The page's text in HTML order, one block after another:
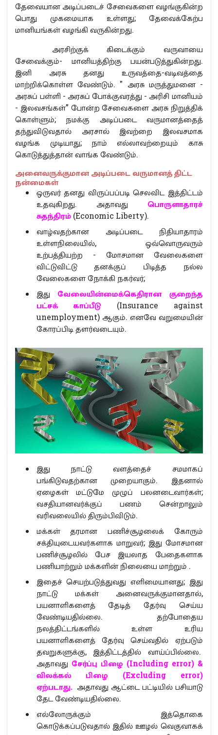
தேவையான அடிப்படைச் சேவைகளை வழங்குகின்ற
பொது முகமையாக உள்ளது; தேவைக்கேற்ப
மானியங்கள் வழங்கி வருகின்றது.
அரசிற்குக் கிடைக்கும் வருவாயை
சேவைக்கும்- மானியத்திற்கு பயன்படுத்துகின்றது.
இனி அரசு தனது உருவத்தை-வடிவத்தை
மாற்றிக்கொள்ள வேண்டும். " அரசு மருத்துமனை -
அரசுப் பள்ளி - அரசுப் போக்குவரத்து - அரிசி மானியம்
- இலவசங்கள்” போன்ற சேவைகளை அரசு நிறுத்திக்
கொள்ளும்; நமக்கு அடிப்படை வருமானத்தைத்
தந்துவிடுவதால் அரசால் இவற்றை இலவசமாக
வழங்க முடியாது; நாம் எல்லாவற்றையும் காசு
கொடுத்துத்தான் வாங்க வேண்டும்.
அனைவருக்குமான அடிப்படை வருமானத் திட்ட
நன்மைகள்
ஒருவர் தனது விருப்பப்படி செலவிட இத்திட்டம்
உதவுகிறது. அதாவது பொருளாதாரச்
சுதந்திரம்(Economic Liberty).
வாழ்வதற்கான அடிப்படை நிதியாதாரம்
உள்ளநிலையில், ஒவ்வொருவரும்
உற்பத்தியற்ற - மோசமான வேலைகளை
விட்டுவிட்டு தனக்குப் பிடித்த நல்ல
வேலைகளை நோக்கி நகர்வர்;
இது வேலையின்மைக்கெதிரான குறைந்த
பட்சக் காப்பீடு (Insurance against
unemployment) ஆகும். எனவே வறுமையின்
கோரப்பிடி தளர்வடையும்.
இது நாட்டு வளத்தைச் சமமாகப்
பங்கிடுவதற்கான முறையாகும். இதனால்
ஏழைகள் மட்டுமே முழுப் பலனடைவார்கள்;
வசதியானவர்க்குப் பணம் சென்றாலும்
வரிவலையில் திரும்பிவிடும்.
மக்கள் தரமான பணிச்சூழலைக் கோரும்
சக்தியுடையவர்களாக மாறுவர்; இது மோசமான
பணிச்சூழலில் பேச இயலாத பேதைகளாக
பணியாற்றும் மக்களின் நிலையை மாற்றும் .
இதைச் செயற்படுத்துவது எளிமையானது; இது
நாட்டு மக்கள் அனைவருக்குமானதால்,
பயனாளிகளைத் தேடித் தேர்வு செய்ய
வேண்டியதில்லை. தற்போதைய
நலத்திட்டங்களில் உள்ள உரிய
பயனாளிகளைத் தேர்வு செய்வதில் ஏற்படும்
தவறுகளுக்கு, இத்திட்டத்தில் வாய்ப்பில்லை.
அதாவது சேர்ப்பு பிழை (Including error) &
விலக்கல் பிழை (Excluding error)
ஏற்படாது.அதாவது ஆட்டை பட்டியில் பசியாடு
தேட வேண்டியதில்லை.
எல்லோருக்கும் இத்தொகை
கொடுக்கப்படுவதால் இதில் ஊழல் வெகுவாகக்